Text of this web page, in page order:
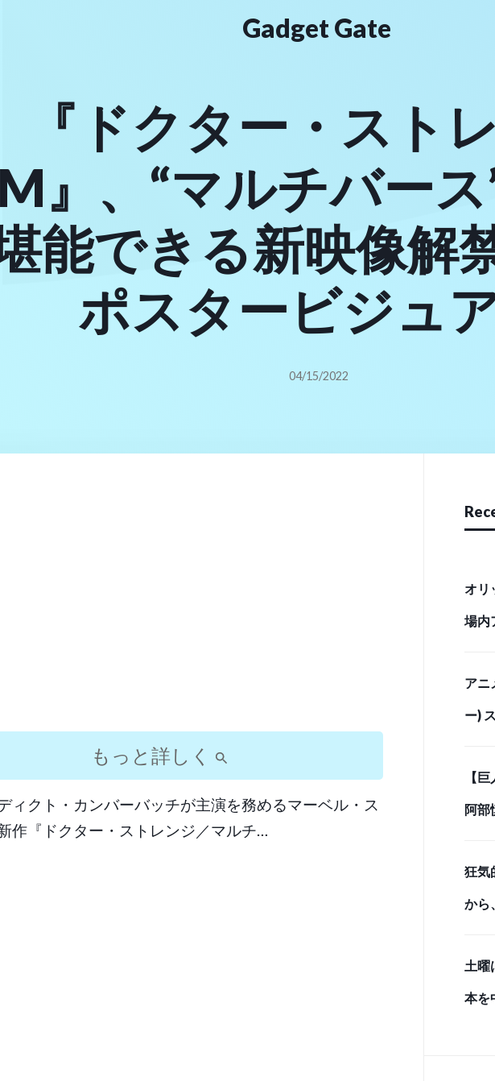
Gadget Gate
『ドクター・スト
』、“マルチバー
能できる新映像
ポスタービジュ
04/15/2022
もっと詳しく
ィクト・カンバーバッチが主演を務めるマーベル・ス
作『ドクター・ストレンジ／マルチ…
オリ
場内
アニ
ー)
イ
【
阿部
狂気
から
と、
感の
土曜
本を